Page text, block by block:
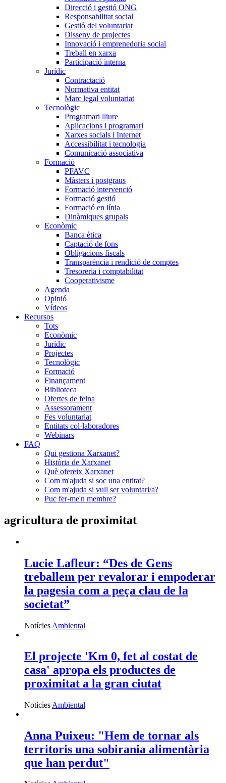
Direcció i gestió ONG
Responsabilitat social
Gestió del voluntariat
Disseny de projectes
Innovació i emprenedoria social
Treball en xarxa
Participació interna
Jurídic
Contractació
Normativa entitat
Marc legal voluntariat
Tecnològic
Programari lliure
Aplicacions i programari
Xarxes socials i Internet
Accessibilitat i tecnologia
Comunicació associativa
Formació
PFAVC
Màsters i postgraus
Formació intervenció
Formació gestió
Formació en línia
Dinàmiques grupals
Econòmic
Banca ètica
Captació de fons
Obligacions fiscals
Transparència i rendició de comptes
Tresoreria i comptabilitat
Cooperativisme
Agenda
Opinió
Vídeos
Recursos
Tots
Econòmic
Jurídic
Projectes
Tecnològic
Formació
Finançament
Biblioteca
Ofertes de feina
Assessorament
Fes voluntariat
Entitats col·laboradores
Webinars
FAQ
Qui gestiona Xarxanet?
Història de Xarxanet
Què ofereix Xarxanet
Com m'ajuda si soc una entitat?
Com m'ajuda si vull ser voluntari/a?
Puc fer-me'n membre?
agricultura de proximitat
Lucie Lafleur: “Des de Gens
treballem per revalorar i empoderar
la pagesia com a peça clau de la
societat”
Notícies Ambiental
El projecte 'Km 0, fet al costat de
casa' apropa els productes de
proximitat a la gran ciutat
Notícies Ambiental
Anna Puixeu: "Hem de tornar als
territoris una sobirania alimentària
que han perdut"